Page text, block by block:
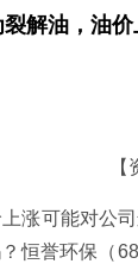
解油，油
【
涨可能对公
恒誉环保（